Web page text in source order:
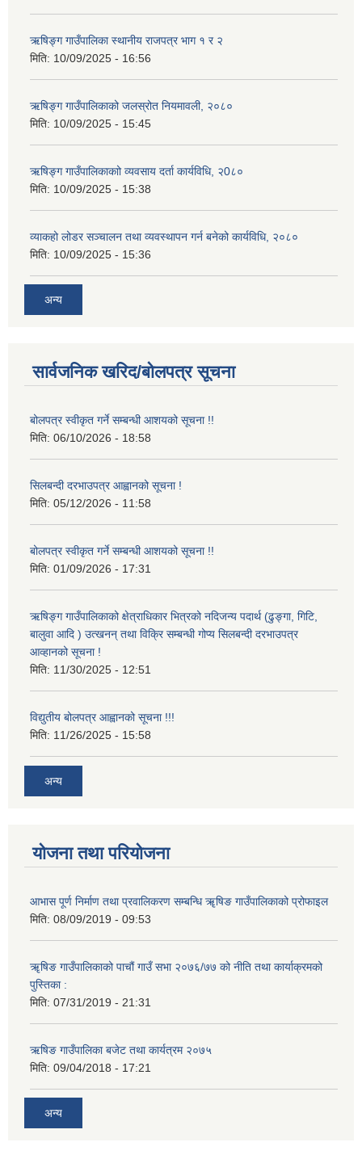
ऋषिङ्ग गाउँपालिका स्थानीय राजपत्र भाग १ र २
मिति: 10/09/2025 - 16:56
ऋषिङ्ग गाउँपालिकाको जलस्रोत नियमावली, २०८०
मिति: 10/09/2025 - 15:45
ऋषिङ्ग गाउँपालिकाकाो व्यवसाय दर्ता कार्यविधि, २0८०
मिति: 10/09/2025 - 15:38
व्याकहो लोडर सञ्चालन तथा व्यवस्थापन गर्न बनेको कार्यविधि, २०८०
मिति: 10/09/2025 - 15:36
अन्य
सार्वजनिक खरिद/बोलपत्र सूचना
बोलपत्र स्वीकृत गर्ने सम्बन्धी आशयको सूचना !!
मिति: 06/10/2026 - 18:58
सिलबन्दी दरभाउपत्र आह्वानको सूचना !
मिति: 05/12/2026 - 11:58
बोलपत्र स्वीकृत गर्ने सम्बन्धी आशयको सूचना !!
मिति: 01/09/2026 - 17:31
ऋषिङ्ग गाउँपालिकाको क्षेत्राधिकार भित्रको नदिजन्य पदार्थ (ढुङ्गा, गिटि,
बालुवा आदि ) उत्खनन् तथा विक्रि सम्बन्धी गोप्य सिलबन्दी दरभाउपत्र
आव्हानको सूचना !
मिति: 11/30/2025 - 12:51
विद्युतीय बोलपत्र आह्वानको सूचना !!!
मिति: 11/26/2025 - 15:58
अन्य
योजना तथा परियोजना
आभास पूर्ण निर्माण तथा प्रवालिकरण सम्बन्धि ॠषिङ गाउँपालिकाको प्रोफाइल
मिति: 08/09/2019 - 09:53
ॠषिङ गाउँपालिकाको पाचौं गाउँ सभा २०७६/७७ को नीति तथा कार्याक्रमको
पुस्तिका :
मिति: 07/31/2019 - 21:31
ऋषिङ गाउँपालिका बजेट तथा कार्यत्रम २०७५
मिति: 09/04/2018 - 17:21
अन्य